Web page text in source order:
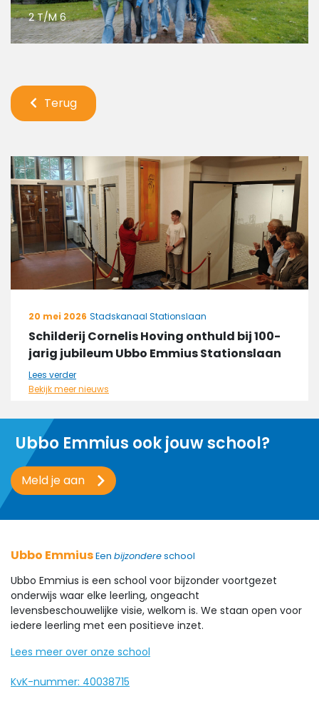
2 T/M 6
Terug
20 mei 2026 Stadskanaal Stationslaan
Schilderij Cornelis Hoving onthuld bij 100-
jarig jubileum Ubbo Emmius Stationslaan
Lees verder
Bekijk meer nieuws
Ubbo Emmius ook jouw school?
Meld je aan
Ubbo EmmiusEen bijzondereschool
Ubbo Emmius is een school voor bijzonder voortgezet
onderwijs waar elke leerling, ongeacht
levensbeschouwelijke visie, welkom is. We staan open voor
iedere leerling met een positieve inzet.
Lees meer over onze school
KvK-nummer: 40038715